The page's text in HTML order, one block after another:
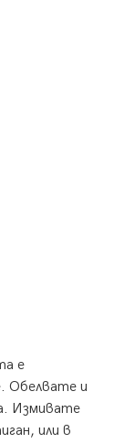
е
Обелвате и
Измивате
или в